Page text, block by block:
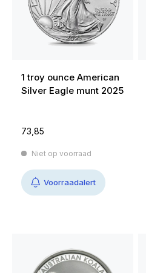
1 troy ounce American
Silver Eagle munt 2025
73,85
Niet op voorraad
Voorraadalert